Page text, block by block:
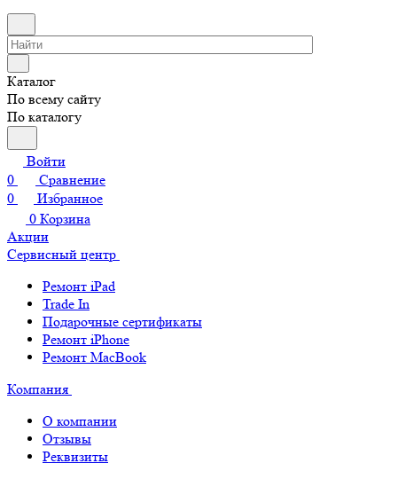
Каталог
По всему сайту
По каталогу
Войти
0
Сравнение
0
Избранное
0 Корзина
Акции
Сервисный центр
Ремонт iPad
Trade In
Подарочные сертификаты
Ремонт iPhone
Ремонт MacBook
Компания
О компании
Отзывы
Реквизиты